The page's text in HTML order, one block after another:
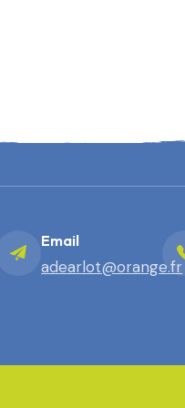
Email
adearlot@orange.fr